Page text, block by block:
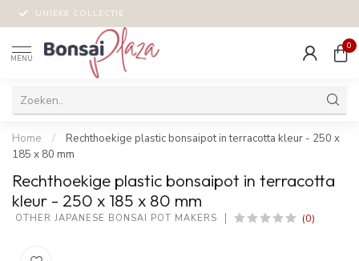
UNIEKE COLLECTIE
MENU
0
Home /
Rechthoekige plastic bonsaipot in terracotta kleur - 250 x
185 x 80 mm
Rechthoekige plastic bonsaipot in terracotta
kleur - 250 x 185 x 80 mm
OTHER JAPANESE BONSAI POT MAKERS (0)